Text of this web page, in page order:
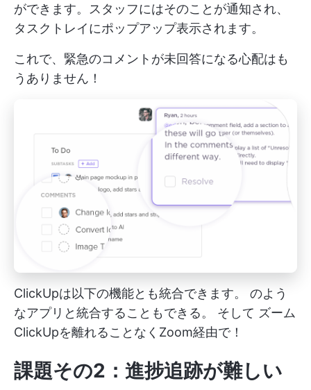
ができます。スタッフにはそのことが通知され、
タスクトレイにポップアップ表示されます。
これで、緊急のコメントが未回答になる心配はも
うありません！
ClickUpは以下の機能とも統合できます。 のよう
なアプリと統合することもできる。
そして ズーム
ClickUpを離れることなくZoom経由で！
課題その2：進捗追跡が難しい